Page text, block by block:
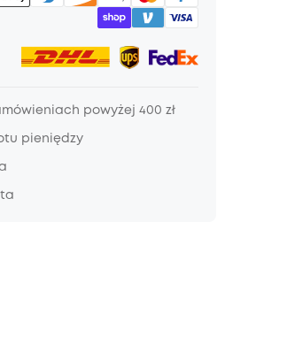
powyżej 400 zł
pieniędzy